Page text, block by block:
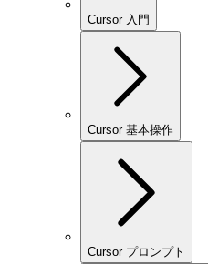
Cursor 入門
Cursor 基本操作
Cursor プロンプト